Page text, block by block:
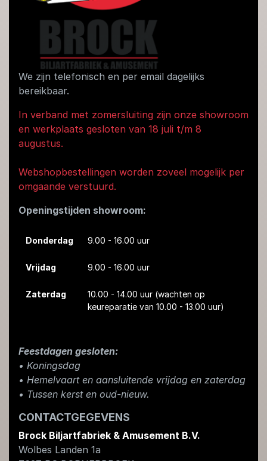
We zijn telefonisch en per email dagelijks
bereikbaar.
In verband met zomersluiting zijn onze showroom
en werkplaats gesloten van 18 juli t/m 8
augustus.
Webshopbestellingen worden zoveel mogelijk per
omgaande verstuurd.
Openingstijden showroom:
Donderdag 9.00 - 16.00 uur
Vrijdag 9.00 - 16.00 uur
Zaterdag 10.00 - 14.00 uur (wachten op
keureparatie van 10.00 - 13.00 uur)
Feestdagen gesloten:
• Koningsdag
​• Hemelvaart en aansluitende vrijdag en zaterdag
• Tussen kerst en oud-nieuw.
CONTACTGEGEVENS
Brock Biljartfabriek & Amusement B.V.
Wolbes Landen 1a